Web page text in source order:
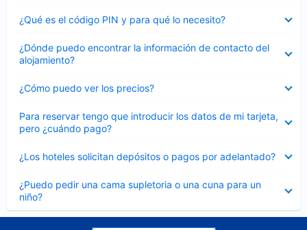
¿Qué es el código PIN y para qué lo necesito?
cerrado
¿Dónde puedo encontrar la información de contacto del
alojamiento?
cerrado
¿Cómo puedo ver los precios?
cerrado
Para reservar tengo que introducir los datos de mi tarjeta,
pero ¿cuándo pago?
cerrado
¿Los hoteles solicitan depósitos o pagos por adelantado?
cerrado
¿Puedo pedir una cama supletoria o una cuna para un
niño?
cerrado